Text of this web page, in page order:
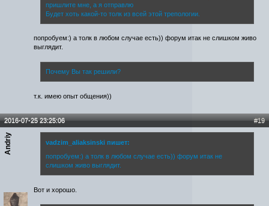
пришлите мне, а я отправлю
Будет хоть какой-то толк из всей этой трепологии.
попробуем:) а толк в любом случае есть)) форум итак не слишком живо
выглядит.
Почему Вы так решили?
т.к. имею опыт общения))
#19
2016-07-25 23:25:06
Andriy
vadzim_aliaksinski пишет:
попробуем:) а толк в любом случае есть)) форум итак не
слишком живо выглядит.
Вот и хорошо.